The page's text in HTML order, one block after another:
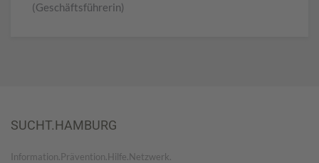
(Geschäftsführerin)
SUCHT.HAMBURG
Information.Prävention.Hilfe.Netzwerk.